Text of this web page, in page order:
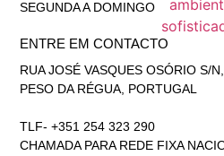
SEGUNDA A DOMINGO
ENTRE EM CONTACTO
RUA JOSÉ VASQUES OSÓRIO S/N,
PESO DA RÉGUA, PORTUGAL
TLF- +351 254 323 290
CHAMADA PARA REDE FIXA